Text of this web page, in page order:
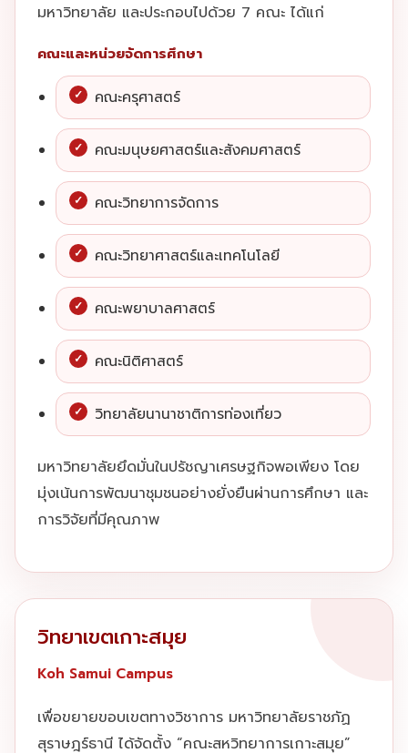
มหาวิทยาลัย และประกอบไปด้วย 7 คณะ ได้แก่
คณะและหน่วยจัดการศึกษา
คณะครุศาสตร์
คณะมนุษยศาสตร์และสังคมศาสตร์
คณะวิทยาการจัดการ
คณะวิทยาศาสตร์และเทคโนโลยี
คณะพยาบาลศาสตร์
คณะนิติศาสตร์
วิทยาลัยนานาชาติการท่องเที่ยว
มหาวิทยาลัยยึดมั่นในปรัชญาเศรษฐกิจพอเพียง โดย
มุ่งเน้นการพัฒนาชุมชนอย่างยั่งยืนผ่านการศึกษา และ
การวิจัยที่มีคุณภาพ
วิทยาเขตเกาะสมุย
Koh Samui Campus
เพื่อขยายขอบเขตทางวิชาการ มหาวิทยาลัยราชภัฏ
สุราษฎร์ธานี ได้จัดตั้ง “คณะสหวิทยาการเกาะสมุย”